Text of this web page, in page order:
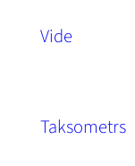
Vide
Taksometrs